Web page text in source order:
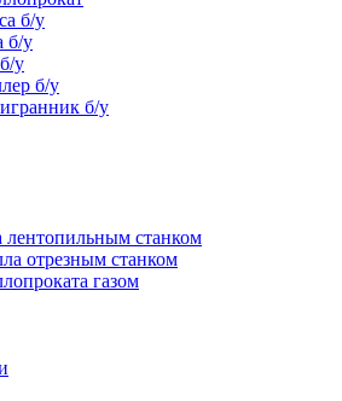
б/у
б/у
у
б/у
б/у
лентопильным станком
отрезным станком
газом